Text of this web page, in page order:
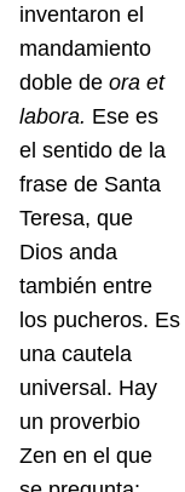
inventaron el
mandamiento
doble de ora et
labora. Ese es
el sentido de la
frase de Santa
Teresa, que
Dios anda
también entre
los pucheros. Es
una cautela
universal. Hay
un proverbio
Zen en el que